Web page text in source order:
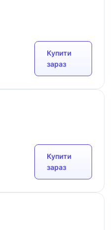
Купити
зараз
Купити
зараз